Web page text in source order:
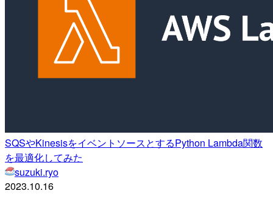
SQSやKinesisをイベントソースとするPython Lambda関数
を最適化してみた
suzuki.ryo
2023.10.16